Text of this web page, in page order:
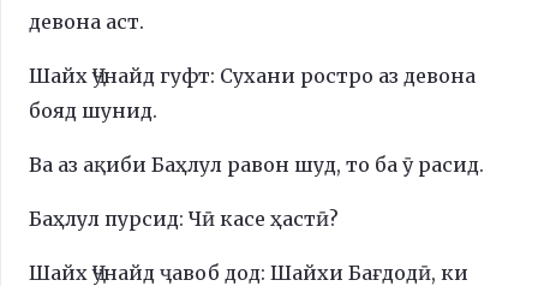
девона аст.
Шайх Ҷунайд гуфт: Сухани ростро аз девона
бояд шунид.
Ва аз ақиби Баҳлул равон шуд, то ба ӯ расид.
Баҳлул пурсид: Чӣ касе ҳастӣ?
Шайх Ҷунайд ҷавоб дод: Шайхи Бағдодӣ, ки